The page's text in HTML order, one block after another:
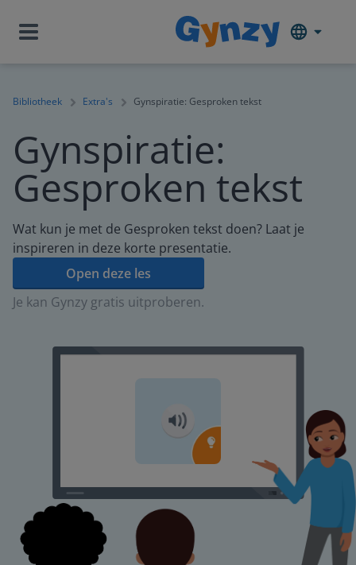
Bibliotheek Extra's Gynspiratie: Gesproken tekst
Gynspiratie:
Gesproken tekst
Wat kun je met de Gesproken tekst doen? Laat je
inspireren in deze korte presentatie.
Open deze les
Je kan Gynzy gratis uitproberen.